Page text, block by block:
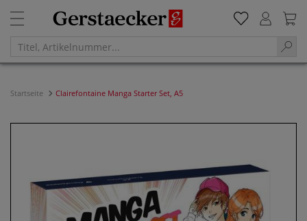
Startseite Clairefontaine Manga Starter Set, A5